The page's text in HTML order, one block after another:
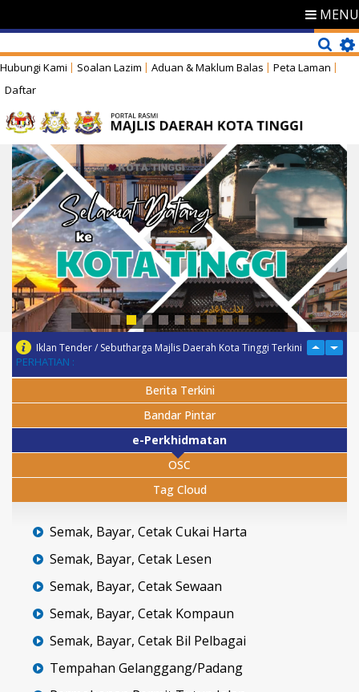
MENU
Hubungi Kami Soalan Lazim Aduan & Maklum Balas
Peta Laman
Daftar
PERHATIAN :
Iklan Tender / Sebutharga Majlis Daerah Kota Tinggi Terkini
Berita Terkini
Bandar Pintar
e-Perkhidmatan
OSC
Tag Cloud
Semak, Bayar, Cetak Cukai Harta
Semak, Bayar, Cetak Lesen
Semak, Bayar, Cetak Sewaan
Semak, Bayar, Cetak Kompaun
Semak, Bayar, Cetak Bil Pelbagai
Tempahan Gelanggang/Padang